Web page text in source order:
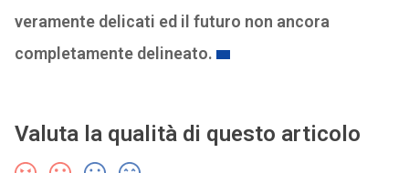
veramente delicati ed il futuro non ancora
completamente delineato.
Valuta la qualità di questo articolo